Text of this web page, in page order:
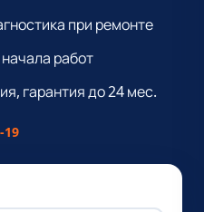
при ремонте
работ
гарантия до 24 мес.
19